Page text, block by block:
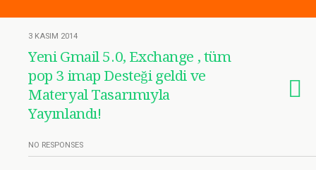
3 KASIM 2014
Yeni Gmail 5.0, Exchange , tüm
pop 3 imap Desteği geldi ve
Materyal Tasarımıyla
Yayınlandı!
NO RESPONSES